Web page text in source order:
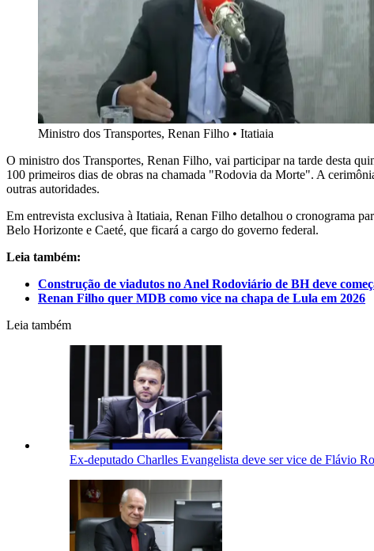
Ministro dos Transportes, Renan Filho • Itatiaia
O ministro dos Transportes, Renan Filho, vai participar na tarde desta
100 primeiros dias de obras na chamada "Rodovia da Morte". A
outras autoridades.
Em entrevista exclusiva à Itatiaia, Renan Filho detalhou o cronograma
Belo Horizonte e Caeté, que ficará a cargo do governo federal.
Leia também:
Construção de viadutos no Anel Rodoviário de BH deve
Renan Filho quer MDB como vice na chapa de Lula em 2026
Leia também
Ex-deputado Charlles Evangelista deve ser vice de Flávio